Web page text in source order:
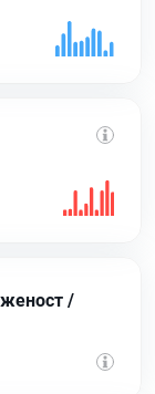
/